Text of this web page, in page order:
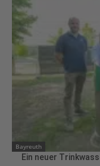
Bayreuth
Ein neuer